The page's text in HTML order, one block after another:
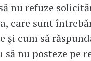
nu refuze
care sunt
și cum să
să nu posteze pe